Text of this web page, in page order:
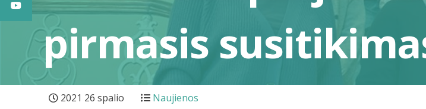
pirmasis
2021 26 spalio Naujienos